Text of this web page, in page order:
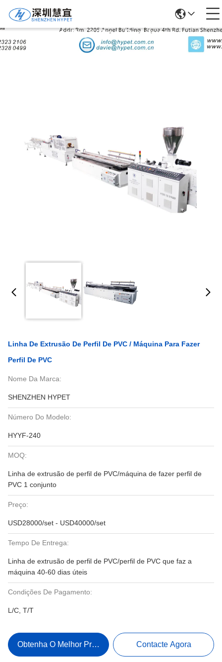
Detalhes Dos Produtos
Linha De Extrusão De Perfil De PVC / Máquina Para Fazer
Perfil De PVC
Nome Da Marca:
SHENZHEN HYPET
Número Do Modelo:
HYYF-240
MOQ:
Linha de extrusão de perfil de PVC/máquina de fazer perfil de
PVC 1 conjunto
Preço:
USD28000/set - USD40000/set
Tempo De Entrega:
Linha de extrusão de perfil de PVC/perfil de PVC que faz a
máquina 40-60 dias úteis
Condições De Pagamento:
L/C, T/T
Obtenha O Melhor Preço Contacte Agora